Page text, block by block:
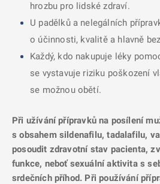
hrozbu pro lidské zdraví.
U padělků a nelegálních
o účinnosti, kvalitě a hlavně
Každý, kdo nakupuje léky
se vystavuje riziku poškození
se možnou obětí.
Při užívání přípravků na posílení
s obsahem sildenafilu, tadalafilu,
posoudit zdravotní stav pacienta,
funkce, neboť sexuální aktivita s
srdečních příhod. Při používání